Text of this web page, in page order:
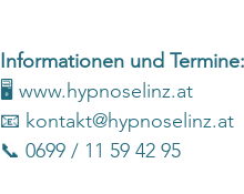
Informationen und Termine:
🖥 www.hypnoselinz.at
📧 kontakt@hypnoselinz.at
📞 0699 / 11 59 42 95